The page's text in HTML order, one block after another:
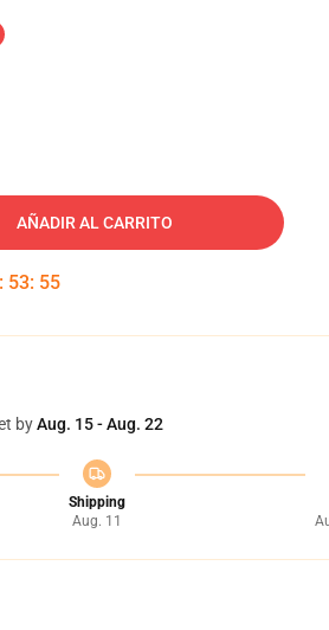
AÑADIR AL CARRITO
: 53: 54
byAug. 15 - Aug. 22
Shipping
Aug. 11